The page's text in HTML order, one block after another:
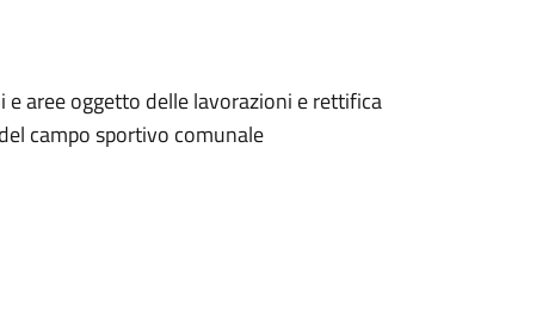
aree oggetto delle lavorazioni e rettifica
campo sportivo comunale